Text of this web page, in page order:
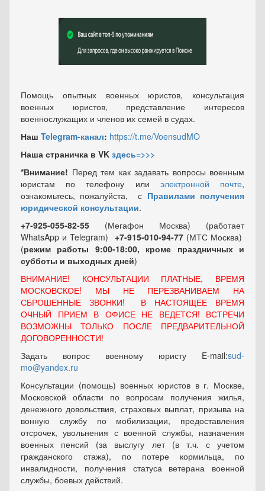
Помощь опытных военных юристов, консультация
военных юристов, представление интересов
военнослужащих и членов их семей в судах.
Наш Telegram-канал: https://t.me/VoensudMO
Наша страничка в VK здесь=>>>
*Внимание! Перед тем как задавать вопросы военным
юристам по телефону или электронной почте,
ознакомьтесь, пожалуйста, с Правилами получения
юридической консультации.
+7-925-055-82-55 (Мегафон Москва) (работает
WhatsApp и Telegram) +7-915-010-94-77 (МТС Москва)
(режим работы 9:00-18:00, кроме праздничных и
субботы и выходных дней)
ВНИМАНИЕ! КОНСУЛЬТАЦИИ ПЛАТНЫЕ, ВРЕМЯ
МОСКОВСКОЕ! МЫ НЕ ПЕРЕЗВАНИВАЕМ НА
СБРОШЕННЫЕ ЗВОНКИ! В НАСТОЯЩЕЕ ВРЕМЯ
ОЧНЫЙ ПРИЕМ В ОФИСЕ НЕ ВЕДЕТСЯ! ВСТРЕЧИ
ВОЗМОЖНЫ ТОЛЬКО ПОСЛЕ ПРЕДВАРИТЕЛЬНОЙ
ДОГОВОРЕННОСТИ!
Задать вопрос военному юристу E-mail:sud-
mo@yandex.ru
Консультации (помощь) военных юристов в г. Москве,
Московской области по вопросам получения жилья,
денежного довольствия, страховых выплат, призыва на
вонную службу по мобилизации, предоставления
отсрочек, увольнения с военной службы, назначения
военных пенсий (за выслугу лет (в т.ч. с учетом
гражданского стажа), по потере кормильца, по
инвалидности, получения статуса ветерана военной
службы, боевых действий.